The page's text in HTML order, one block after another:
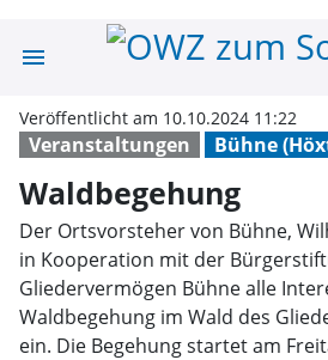
menu
Veranstaltungen Bühne
Veröffentlicht am 10.10.2024 11:22
Waldbegehung
Der Ortsvorsteher von Bühne,
in Kooperation mit der
Gliedervermögen Bühne alle
Waldbegehung im Wald des
ein. Die Begehung startet am